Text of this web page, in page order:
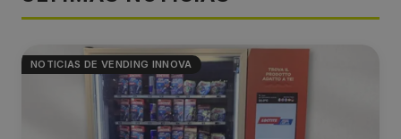
NOTICIAS DE VENDING INNOVA